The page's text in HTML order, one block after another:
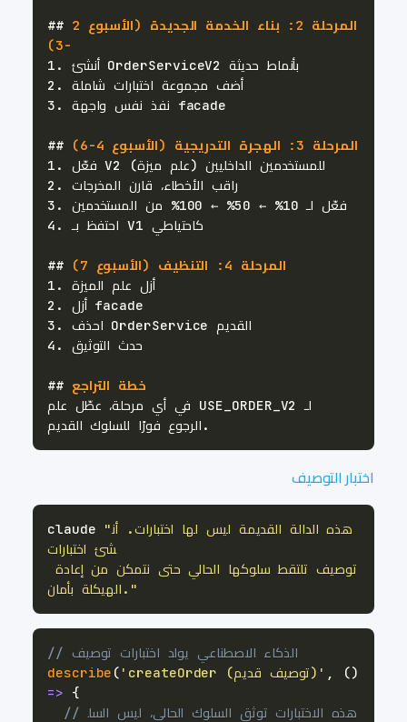
## المرحلة 2: بناء الخدمة الجديدة (الأسبوع 2
-3)
1.
2.
أضف مجموعة اختبارات شاملة
3.
##
المرحلة 3: الهجرة التدريجية (الأسبوع 4-6)
1.
2.
3.
4.
##
المرحلة 4: التنظيف (الأسبوع 7)
1.
أزل علم الميزة
2.
3.
4.
## خطة التراجع
اختبار التوصيف
claude "هذه الدالة القديمة ليس لها اختبارات. أن
شئ اختبارات
الهيكلة بأمان."
// الذكاء الاصطناعي يولد اختبارات توصيف
describe ( 'createOrder (توصيف قديم)' , ()
=> {
// هذه الاختبارات توثق السلوك الحالي، ليس السل